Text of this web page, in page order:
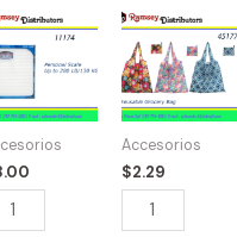
Accesorios
$2.29
45177
CH86296
18"
X
26"
Reusable
Grocery